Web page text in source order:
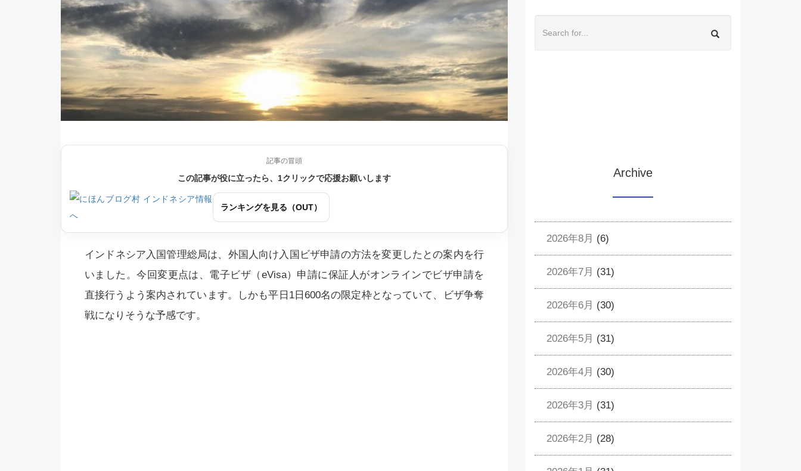
記事の冒頭
この記事が役に立ったら、1クリックで応援お願いします
ランキングを見る（OUT）
インドネシア入国管理総局は、外国人向け入国ビザ申請の方法を変更したとの案内を行
いました。今回変更点は、電子ビザ（eVisa）申請に保証人がオンラインでビザ申請を
直接行うよう案内されています。しかも平日1日600名の限定枠となっていて、ビザ争奪
戦になりそうな予感です。
Archive
2026年8月 (6)
2026年7月 (31)
2026年6月 (30)
2026年5月 (31)
2026年4月 (30)
2026年3月 (31)
2026年2月 (28)